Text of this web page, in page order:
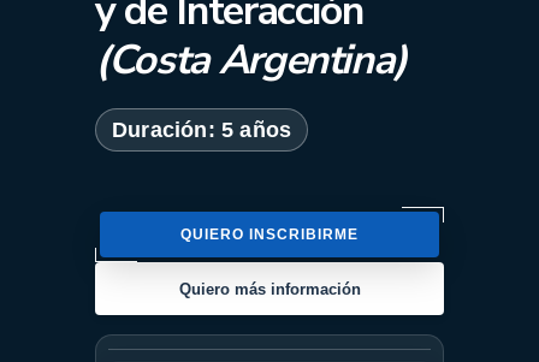
(Costa Argentina)
Duración: 5 años
QUIERO INSCRIBIRME
Quiero más información